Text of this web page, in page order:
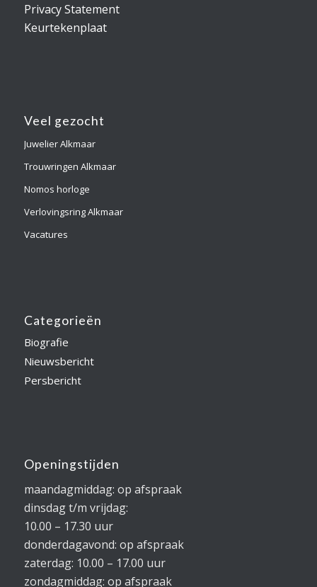
Privacy Statement
Keurtekenplaat
Veel gezocht
Juwelier Alkmaar
Trouwringen Alkmaar
Nomos horloge
Verlovingsring Alkmaar
Vacatures
Categorieën
Biografie
Nieuwsbericht
Persbericht
Openingstijden
maandagmiddag: op afspraak
dinsdag t/m vrijdag:
10.00 – 17.30 uur
donderdagavond: op afspraak
zaterdag: 10.00 – 17.00 uur
zondagmiddag: op afspraak